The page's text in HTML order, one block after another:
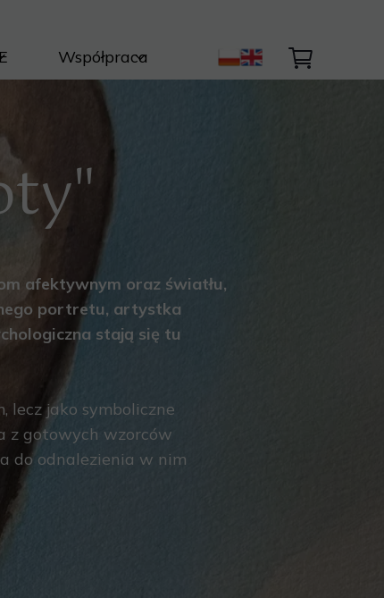
afektywnym oraz światłu,
portretu, artystka
stają się tu
lecz jako symboliczne
z gotowych wzorców
do odnalezienia w nim
i Natury
dzieło ?
Współpraca
Kontakt